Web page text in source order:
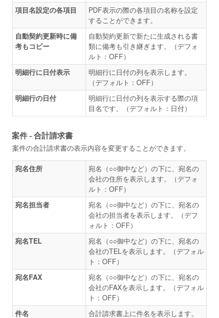
項目名設定の各項目
PDF表示の際の各項目の名称を設定
することができます。
自動契約更新時に備
考もコピー
自動契約更新で新たに生成される書
類に備考も引き継ぎます。（デフォ
ルト：OFF）
明細行に日付表示
明細行に日付の列を表示します。
（デフォルト：OFF）
明細行の日付
明細行に日付の列を表示する際の項
目名です。（デフォルト：日付）
案件 - 合計請求書
案件の合計請求書の表示内容を変更することができます。
宛名住所
宛名（○○御中など）の下に、宛名の
会社の住所を表示します。（デフォ
ルト：OFF）
宛名担当者
宛名（○○御中など）の下に、宛名の
会社の担当者を表示します。（デフ
ォルト：OFF）
宛名TEL
宛名（○○御中など）の下に、宛名の
会社のTELを表示します。（デフォル
ト：OFF）
宛名FAX
宛名（○○御中など）の下に、宛名の
会社のFAXを表示します。（デフォル
ト：OFF）
件名
合計請求書上に件名を表示します。